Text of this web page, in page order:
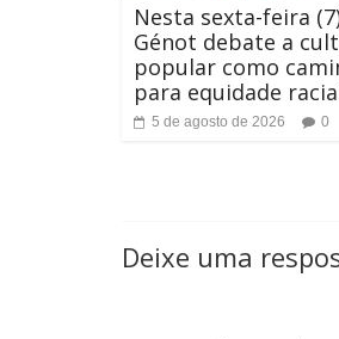
Nesta sexta-feira
Génot debate a
popular como
para equidade
5 de agosto de 2026 0
Deixe uma